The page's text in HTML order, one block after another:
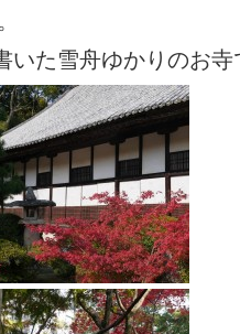
。
いた雪舟ゆかりのお寺